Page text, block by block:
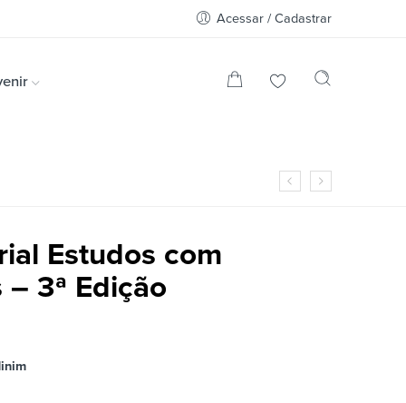
Acessar / Cadastrar
Estudos com
3ª Edição